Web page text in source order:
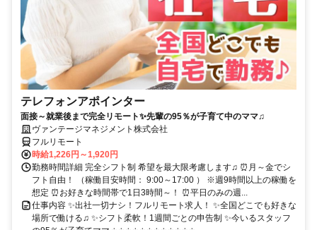
テレフォンアポインター
面接～就業後まで完全リモート✨先輩の95％が子育て中のママ♫
ヴァンテージマネジメント株式会社
フルリモート
時給1,226円～1,920円
勤務時間詳細 完全シフト制 希望を最大限考慮します♫ ⏰月～金でシ
フト自由！ （稼働目安時間： 9:00～17:00 ） ※週9時間以上の稼働を
想定 ⏰お好きな時間帯で1日3時間～！ ⏰平日のみの週...
仕事内容 ✨出社一切ナシ！フルリモート求人！ ✨全国どこでも好きな
場所で働ける♫ ✨シフト柔軟！1週間ごとの申告制 ✨今いるスタッフ